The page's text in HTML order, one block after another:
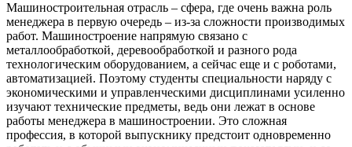
Машиностроительная отрасль – сфера, где очень важна роль
менеджера в первую очередь – из-за сложности производимых
работ. Машиностроение напрямую связано с
металлообработкой, деревообработкой и разного рода
технологическим оборудованием, а сейчас еще и с роботами,
автоматизацией. Поэтому студенты специальности наряду с
экономическими и управленческими дисциплинами усиленно
изучают технические предметы, ведь они лежат в основе
работы менеджера в машиностроении. Это сложная
профессия, в которой выпускнику предстоит одновременно